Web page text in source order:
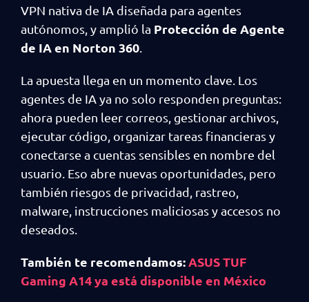
VPN nativa de IA diseñada para agentes
autónomos, y amplió la Protección de Agente
de IA en Norton 360
La apuesta llega en un momento clave. Los
agentes de IA ya no solo responden preguntas:
ahora pueden leer correos, gestionar archivos,
ejecutar código, organizar tareas financieras y
conectarse a cuentas sensibles en nombre del
usuario. Eso abre nuevas oportunidades, pero
también riesgos de privacidad, rastreo,
malware, instrucciones maliciosas y accesos no
deseados.
También te recomendamos:ASUS TUF
Gaming A14 ya está disponible en México